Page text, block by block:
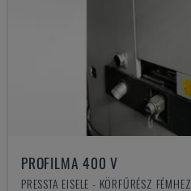
PROFILMA 400 V
PRESSTA EISELE - KÖRFŰRÉSZ FÉMHEZ